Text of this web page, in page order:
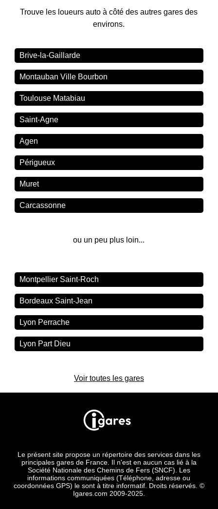
Trouve les loueurs auto à côté des autres gares des
environs.
Brive-la-Gaillarde
Montauban Ville Bourbon
Toulouse Matabiau
Saint-Agne
Agen
Périgueux
Muret
Carcassonne
ou un peu plus loin...
Montpellier Saint-Roch
Bordeaux Saint-Jean
Lyon Perrache
Lyon Part Dieu
Voir toutes les gares
Le présent site propose un répertoire des services dans les
principales gares de France. Il n'est en aucun cas lié à la
Société Nationale des Chemins de Fers (SNCF). Les
informations communiquées (Téléphone, adresse ou
coordonnées GPS) le sont à titre informatif. Droits réservés. ©
Igares.com 2009-2025.